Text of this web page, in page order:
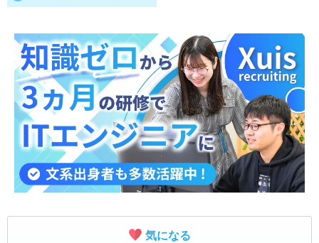
適職診断
就活ニュースペーパー
就活時事ニュースを更新
よくある質問
不明点があればこちら
気になる